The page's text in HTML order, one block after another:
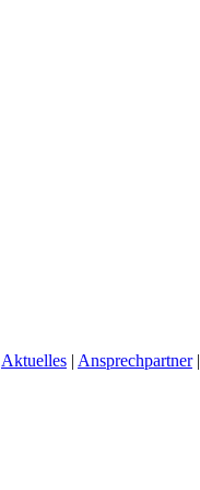
Aktuelles| Ansprechpartner|